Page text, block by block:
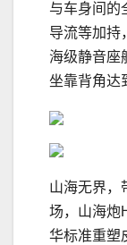
与车身间的
导流等加持
海级静音座
坐靠背角达
山海无界，
场，山海炮
华标准重塑